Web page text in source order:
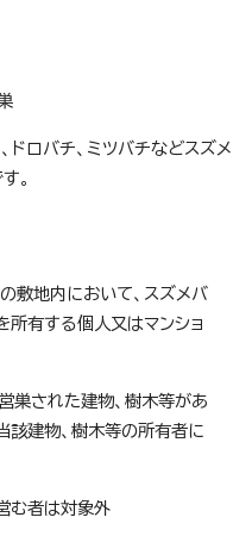
ドロバチ、ミツバチなどスズメ
。
敷地内において、スズメバ
所有する個人又はマンショ
巣された建物、樹木等があ
該建物、樹木等の所有者に
む者は対象外